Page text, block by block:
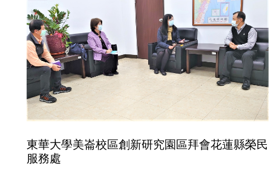
東華大學美崙校區創新研究園區拜會花蓮縣榮民
服務處